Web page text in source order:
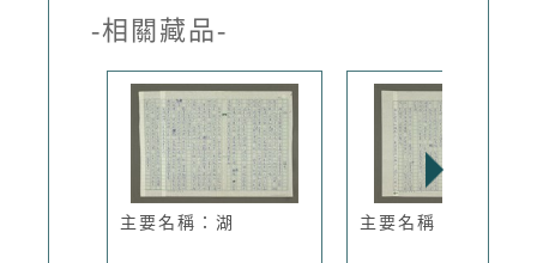
-相關藏品-
主要名稱：湖 主要名稱：城市之詩